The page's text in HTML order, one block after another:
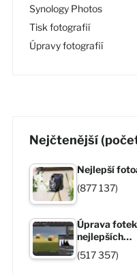
Synology Photos
Tisk fotografií
Úpravy fotografií
Nejčtenější
Nejlepší
(877 137)
Úprava
nejlepších…
(517 357)